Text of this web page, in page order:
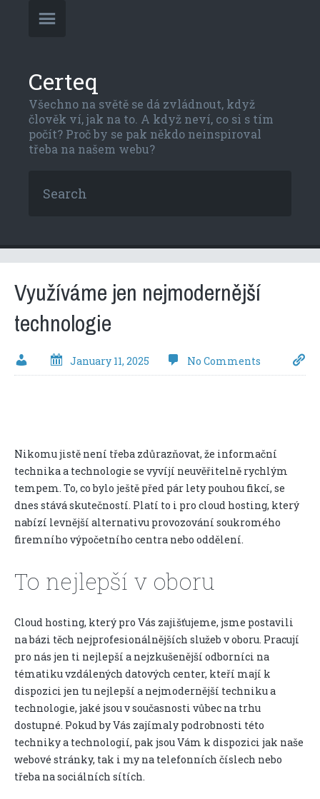
Certeq
Všechno na světě se dá zvládnout, když
člověk ví, jak na to. A když neví, co si s tím
počít? Proč by se pak někdo neinspiroval
třeba na našem webu?
Využíváme jen nejmodernější
technologie
January 11, 2025 No Comments
Nikomu jistě není třeba zdůrazňovat, že informační
technika a technologie se vyvíjí neuvěřitelně rychlým
tempem. To, co bylo ještě před pár lety pouhou fikcí, se
dnes stává skutečností. Platí to i pro cloud hosting, který
nabízí levnější alternativu provozování soukromého
firemního výpočetního centra nebo oddělení.
To nejlepší v oboru
Cloud hosting, který pro Vás zajišťujeme, jsme postavili
na bázi těch nejprofesionálnějších služeb v oboru. Pracují
pro nás jen ti nejlepší a nejzkušenější odborníci na
tématiku vzdálených datových center, kteří mají k
dispozici jen tu nejlepší a nejmodernější techniku a
technologie, jaké jsou v současnosti vůbec na trhu
dostupné. Pokud by Vás zajímaly podrobnosti této
techniky a technologií, pak jsou Vám k dispozici jak naše
webové stránky, tak i my na telefonních číslech nebo
třeba na sociálních sítích.